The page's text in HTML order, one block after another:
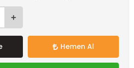
Hemen Al